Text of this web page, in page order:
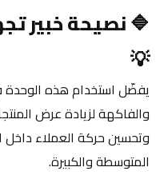
🔷
💡
المتوسطة والكبيرة.